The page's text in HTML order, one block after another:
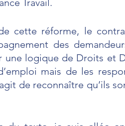
Travail.
cette réforme, le
des
une logique de Droits et
mais de les
de reconnaître qu’ils